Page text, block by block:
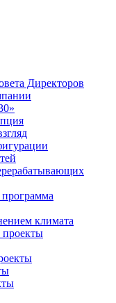
Директоров
программа
климата